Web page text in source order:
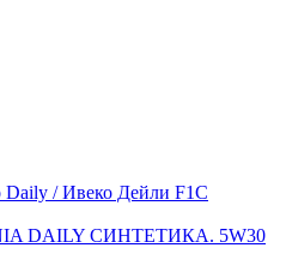
/ Ивеко Дейли F1C
DAILY СИНТЕТИКА. 5W30